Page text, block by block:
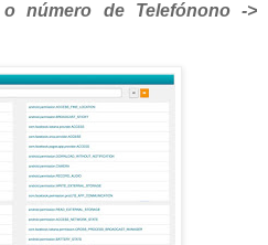
número de Telefónono ->